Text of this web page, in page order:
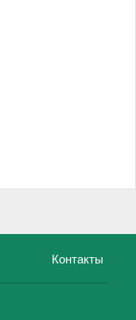
Контакты